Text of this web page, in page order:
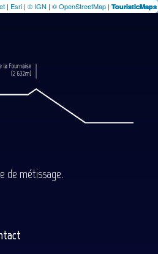
| Esri | © IGN | © OpenStreetMap | TouristicMaps
de métissage.